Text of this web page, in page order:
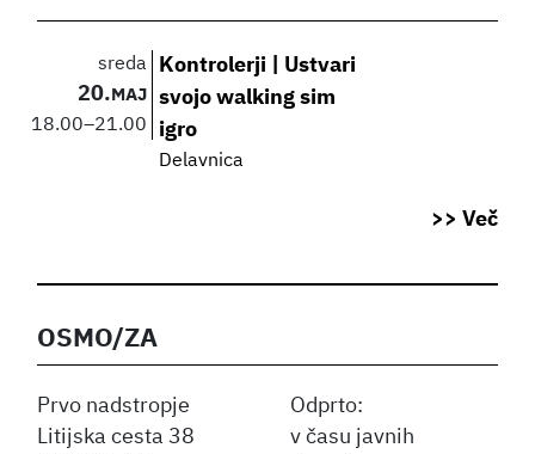
sreda
20. MAJ
18.00–21.00
Kontrolerji | Ustvari
svojo walking sim
igro
Delavnica
>> Več
OSMO/ZA
Prvo nadstropje
Litijska cesta 38
Odprto:
v času javnih